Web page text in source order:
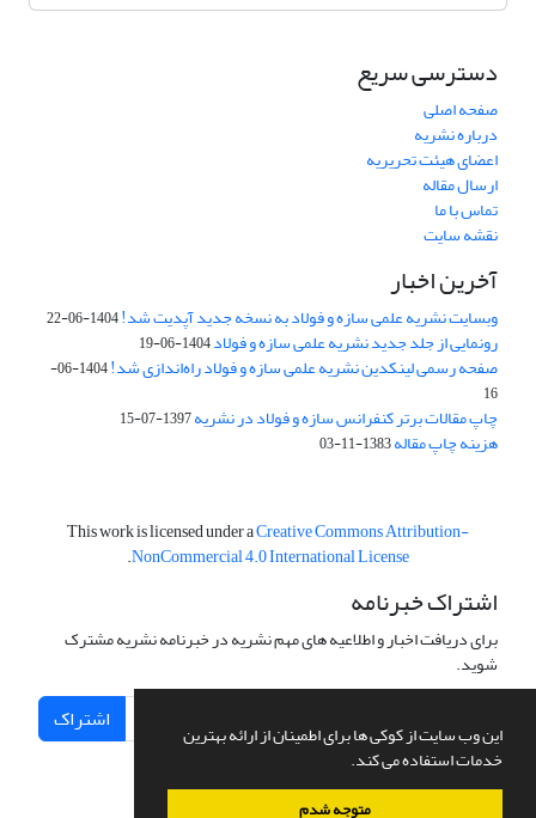
این وب سایت از کوکی ها برای اطمینان از ارائه بهترین
خدمات استفاده می کند.
متوجه شدم
دسترسی سریع
صفحه اصلی
درباره نشریه
اعضای هیئت تحریریه
ارسال مقاله
تماس با ما
نقشه سایت
آخرین اخبار
وبسایت نشریه علمی سازه و فولاد به نسخه جدید آپدیت شد!1404-06-22
رونمایی از جلد جدید نشریه علمی سازه و فولاد1404-06-19
صفحه رسمی لینکدین نشریه علمی سازه و فولاد راه‌اندازی شد!
1404-06-
16
چاپ مقالات برتر کنفرانس سازه و فولاد در نشریه1397-07-15
هزینه چاپ مقاله1383-11-03
This work is licensed under aCreative Commons Attribution-
NonCommercial 4.0 International License
.
اشتراک خبرنامه
برای دریافت اخبار و اطلاعیه های مهم نشریه در خبرنامه نشریه مشترک
شوید.
اشتراک